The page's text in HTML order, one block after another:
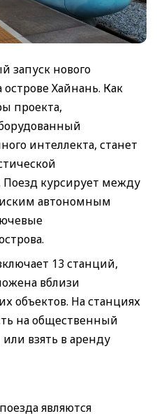
запуск нового
Хайнань. Как
проекта,
интеллекта, станет
Поезд курсирует между
автономным
13 станций,
вблизи
объектов. На станциях
на общественный
или взять в аренду
являются